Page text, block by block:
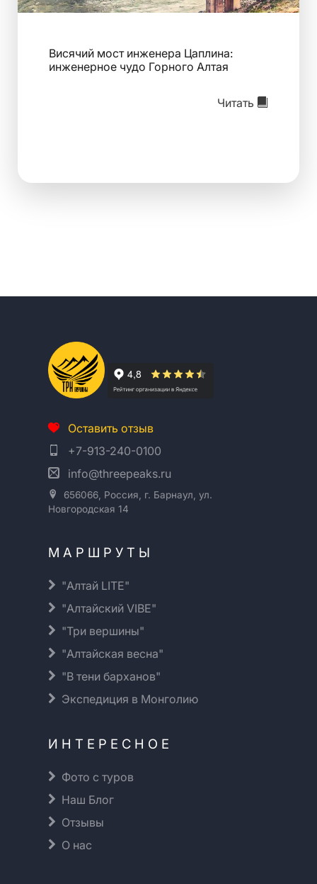
Висячий мост инженера Цаплина:
инженерное чудо Горного Алтая
Читать
Оставить отзыв
+7-913-240-0100
info@threepeaks.ru
656066, Россия, г. Барнаул, ул.
Новгородская 14
МАРШРУТЫ
"Алтай LITE"
"Алтайский VIBE"
"Три вершины"
"Алтайская весна"
"В тени барханов"
Экспедиция в Монголию
ИНТЕРЕСНОЕ
Фото с туров
Наш Блог
Отзывы
О нас